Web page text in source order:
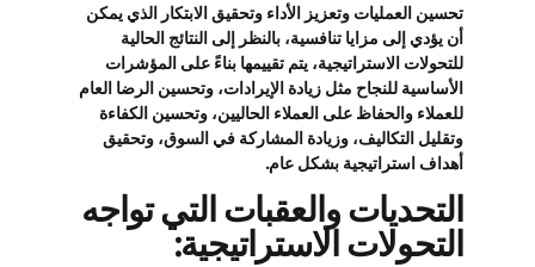
تحسين العمليات وتعزيز الأداء وتحقيق الابتكار الذي يمكن
أن يؤدي إلى مزايا تنافسية، بالنظر إلى النتائج الحالية
للتحولات الاستراتيجية، يتم تقييمها بناءً على المؤشرات
الأساسية للنجاح مثل زيادة الإيرادات، وتحسين الرضا العام
للعملاء والحفاظ على العملاء الحاليين، وتحسين الكفاءة
وتقليل التكاليف، وزيادة المشاركة في السوق، وتحقيق
أهداف استراتيجية بشكل عام.
التحديات والعقبات التي تواجه
التحولات الاستراتيجية: